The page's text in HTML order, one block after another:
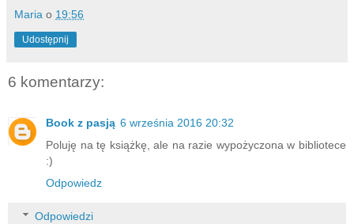
Maria o 19:56
Udostępnij
6 komentarzy:
Book z pasją 6 września 2016 20:32
Poluję na tę książkę, ale na razie wypożyczona w bibliotece
:)
Odpowiedz
Odpowiedzi